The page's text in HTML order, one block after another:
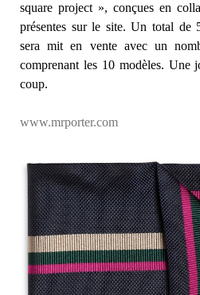
square project », conçues en
présentes sur le site. Un total de
sera mit en vente avec un
comprenant les 10 modèles. Une
coup.
www.mrporter.com